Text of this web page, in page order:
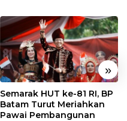
»
Semarak HUT ke-81 RI, BP
Batam Turut Meriahkan
Pawai Pembangunan